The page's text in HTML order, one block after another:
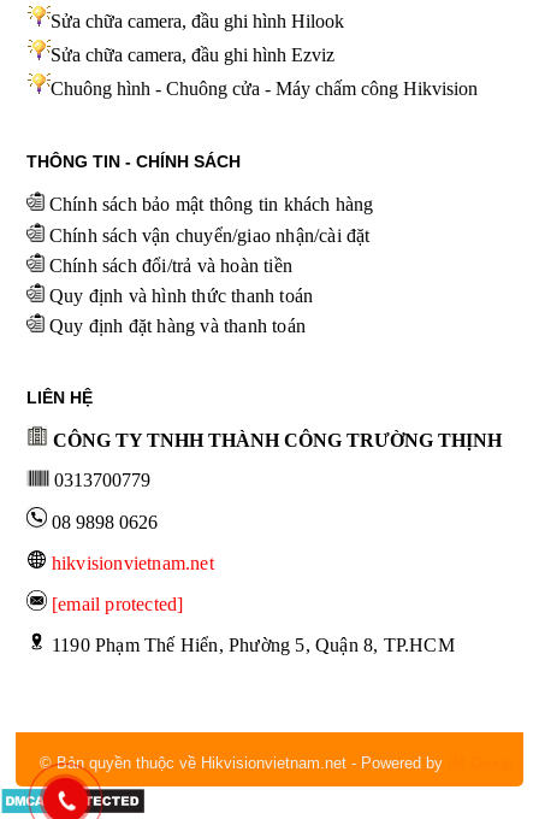
Sửa chữa camera, đầu ghi hình Hilook
Sửa chữa camera, đầu ghi hình Ezviz
Chuông hình - Chuông cửa - Máy chấm công Hikvision
THÔNG TIN - CHÍNH SÁCH
Chính sách bảo mật thông tin khách hàng
Chính sách vận chuyển/giao nhận/cài đặt
Chính sách đổi/trả và hoàn tiền
Quy định và hình thức thanh toán
Quy định đặt hàng và thanh toán
LIÊN HỆ
CÔNG TY TNHH THÀNH CÔNG TRƯỜNG THỊNH
0313700779
08 9898 0626
hikvisionvietnam.net
[email protected]
1190 Phạm Thế Hiển, Phường 5, Quận 8, TP.HCM
© Bản quyền thuộc về Hikvisionvietnam.net - Powered by